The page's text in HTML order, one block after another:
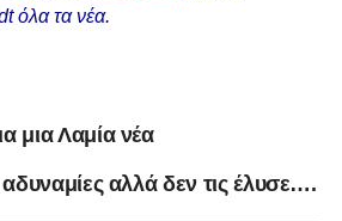
όλα τα νέα.
μια Λαμία νέα
αλλά δεν τις έλυσε….